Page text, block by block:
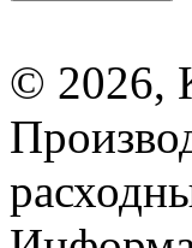
© 2026,